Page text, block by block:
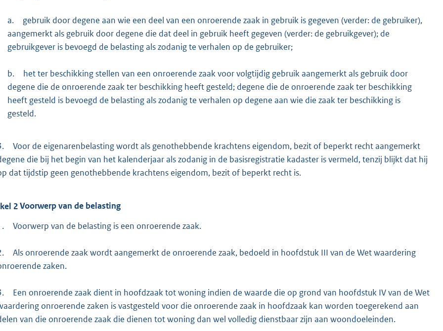
a.
gebruik door degene aan wie een deel van een onroerende zaak in gebruik is gegeven (verder: de gebruiker),
aangemerkt als gebruik door degene die dat deel in gebruik heeft gegeven (verder: de gebruikgever); de
gebruikgever is bevoegd de belasting als zodanig te verhalen op de gebruiker;
b.
het ter beschikking stellen van een onroerende zaak voor volgtijdig gebruik aangemerkt als gebruik door
degene die de onroerende zaak ter beschikking heeft gesteld; degene die de onroerende zaak ter beschikking
heeft gesteld is bevoegd de belasting als zodanig te verhalen op degene aan wie die zaak ter beschikking is
gesteld.
Voor de eigenarenbelasting wordt als genothebbende krachtens eigendom, bezit of beperkt recht aangemerkt
die bij het begin van het kalenderjaar als zodanig in de basisregistratie kadaster is vermeld, tenzij blijkt dat hij
dat tijdstip geen genothebbende krachtens eigendom, bezit of beperkt recht is.
2Voorwerp van de belasting
Voorwerp van de belasting is een onroerende zaak.
Als onroerende zaak wordt aangemerkt de onroerende zaak, bedoeld in hoofdstuk III van de Wet waardering
zaken.
Een onroerende zaak dient in hoofdzaak tot woning indien de waarde die op grond van hoofdstuk IV van de Wet
onroerende zaken is vastgesteld voor die onroerende zaak in hoofdzaak kan worden toegerekend aan
van die onroerende zaak die dienen tot woning dan wel volledig dienstbaar zijn aan woondoeleinden.